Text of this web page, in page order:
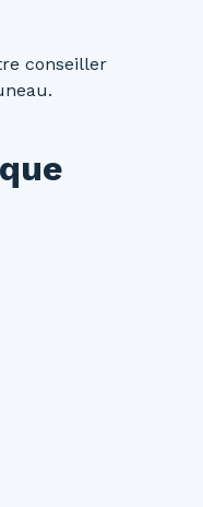
conseiller